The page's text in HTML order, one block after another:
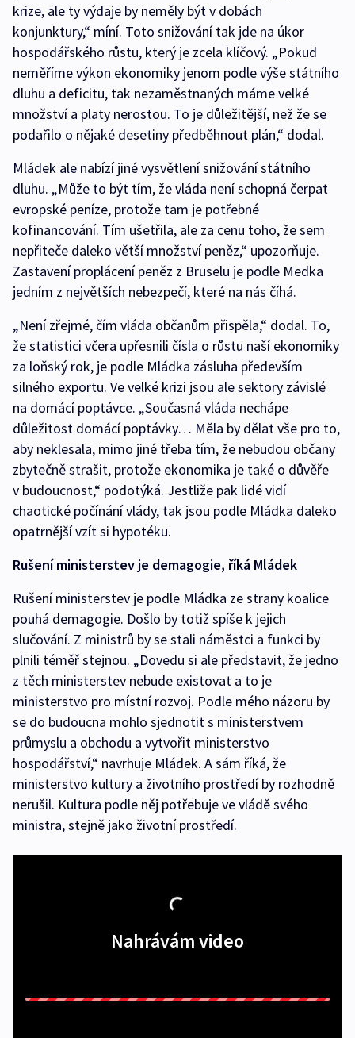
krize, ale ty výdaje by neměly být v dobách
konjunktury,“ míní. Toto snižování tak jde na úkor
hospodářského růstu, který je zcela klíčový. „Pokud
neměříme výkon ekonomiky jenom podle výše státního
dluhu a deficitu, tak nezaměstnaných máme velké
množství a platy nerostou. To je důležitější, než že se
podařilo o nějaké desetiny předběhnout plán,“ dodal.
Mládek ale nabízí jiné vysvětlení snižování státního
dluhu. „Může to být tím, že vláda není schopná čerpat
evropské peníze, protože tam je potřebné
kofinancování. Tím ušetřila, ale za cenu toho, že sem
nepřiteče daleko větší množství peněz,“ upozorňuje.
Zastavení proplácení peněz z Bruselu je podle Medka
jedním z největších nebezpečí, které na nás číhá.
„Není zřejmé, čím vláda občanům přispěla,“ dodal. To,
že statistici včera upřesnili čísla o růstu naší ekonomiky
za loňský rok, je podle Mládka zásluha především
silného exportu. Ve velké krizi jsou ale sektory závislé
na domácí poptávce. „Současná vláda nechápe
důležitost domácí poptávky… Měla by dělat vše pro to,
aby neklesala, mimo jiné třeba tím, že nebudou občany
zbytečně strašit, protože ekonomika je také o důvěře
v budoucnost,“ podotýká. Jestliže pak lidé vidí
chaotické počínání vlády, tak jsou podle Mládka daleko
opatrnější vzít si hypotéku.
Rušení ministerstev je demagogie, říká Mládek
Rušení ministerstev je podle Mládka ze strany koalice
pouhá demagogie. Došlo by totiž spíše k jejich
slučování. Z ministrů by se stali náměstci a funkci by
plnili téměř stejnou. „Dovedu si ale představit, že jedno
z těch ministerstev nebude existovat a to je
ministerstvo pro místní rozvoj. Podle mého názoru by
se do budoucna mohlo sjednotit s ministerstvem
průmyslu a obchodu a vytvořit ministerstvo
hospodářství,“ navrhuje Mládek. A sám říká, že
ministerstvo kultury a životního prostředí by rozhodně
nerušil. Kultura podle něj potřebuje ve vládě svého
ministra, stejně jako životní prostředí.
Nahrávám video